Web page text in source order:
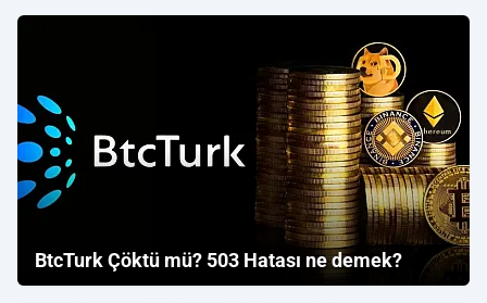
BtcTurk Çöktü mü? 503 Hatası ne demek?